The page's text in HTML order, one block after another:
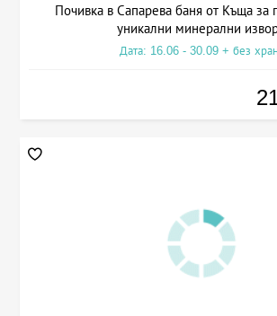
Почивка в Сапарева баня от Къща за
уникални минерални
Дата: 16.06 - 30.09 + без